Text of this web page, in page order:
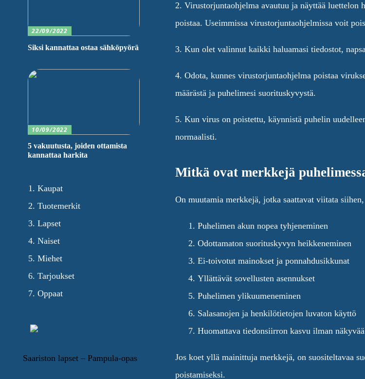
2. Virustorjuntaohjelma avautuu ja näyttää
poistaa. Useimmissa virustorjuntaohjelmissa voit
3. Kun olet valinnut kaikki haluamasi tiedostot,
4. Odota, kunnes virustorjuntaohjelma poistaa
määrästä ja puhelimesi suorituskyvystä.
5. Kun virus on poistettu, käynnistä puhelin
normaalisti.
Mitkä ovat merkkejä
On muutamia merkkejä, jotka saattavat viitata
Puhelimen akun nopea tyhjeneminen
Odottamaton suorituskyvyn heikkeneminen
Ei-toivotut mainokset ja ponnahdusikkunat
Yllättävät sovellusten asennukset
Puhelimen ylikuumeneminen
Salasanojen ja henkilötietojen luvaton käyttö
Huomattava tiedonsiirron kasvu ilman
Jos koet yllä mainittuja merkkejä, on suositeltavaa
poistamiseksi.
22/09/2022
Siksi kannattaa ostaa sähköpyörä
10/09/2022
5 vakuutusta, joiden ottamista
kannattaa harkita
Kaupat
Tuotemerkit
Lapset
Naiset
Miehet
Tarjoukset
Oppaat
Saariston lapset – Pampula-opas